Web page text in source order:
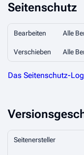
Seitenschutz
Bearbeiten Alle
Verschieben Alle
Das Seitenschutz-
Seitenersteller